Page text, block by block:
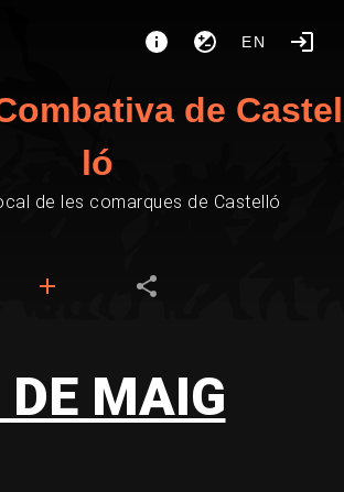
EN
de Castel
ló
de les comarques de Castelló
DE MAIG